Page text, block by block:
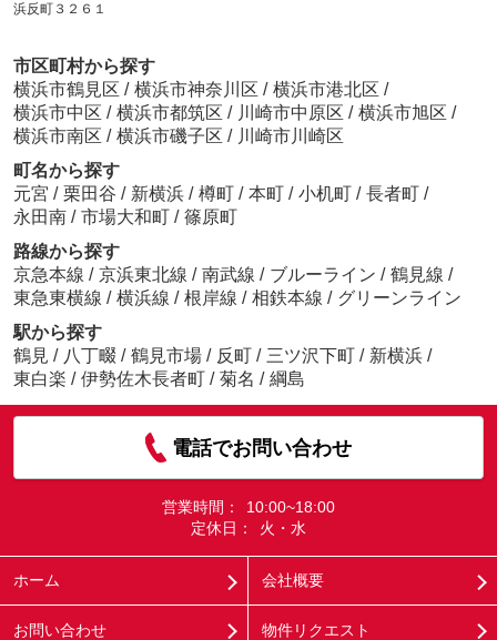
浜反町３２６１
市区町村から探す
横浜市鶴見区 / 横浜市神奈川区 / 横浜市港北区 /
横浜市中区 / 横浜市都筑区 / 川崎市中原区 / 横浜市旭区 /
横浜市南区 / 横浜市磯子区 / 川崎市川崎区
町名から探す
元宮 / 栗田谷 / 新横浜 / 樽町 / 本町 / 小机町 / 長者町 /
永田南 / 市場大和町 / 篠原町
路線から探す
京急本線 / 京浜東北線 / 南武線 / ブルーライン / 鶴見線 /
東急東横線 / 横浜線 / 根岸線 / 相鉄本線 / グリーンライン
駅から探す
鶴見 / 八丁畷 / 鶴見市場 / 反町 / 三ツ沢下町 / 新横浜 /
東白楽 / 伊勢佐木長者町 / 菊名 / 綱島
電話でお問い合わせ
営業時間：
10:00~18:00
定休日：
火・水
ホーム 会社概要
お問い合わせ 物件リクエスト